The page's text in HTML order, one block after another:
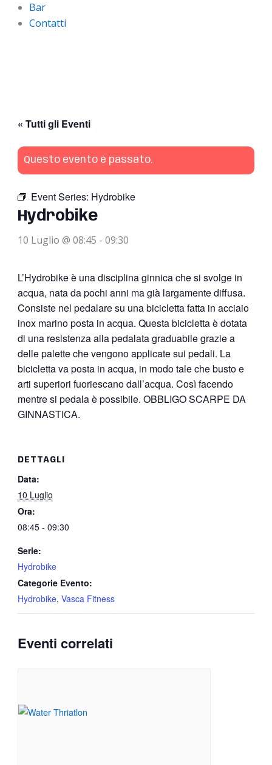
Bar
Contatti
« Tutti gli Eventi
Questo evento è passato.
Event Series: Hydrobike
Hydrobike
10 Luglio @ 08:45 - 09:30
L’Hydrobike è una disciplina ginnica che si svolge in
acqua, nata da pochi anni ma già largamente diffusa.
Consiste nel pedalare su una bicicletta fatta in acciaio
inox marino posta in acqua. Questa bicicletta è dotata
di una resistenza alla pedalata graduabile grazie a
delle palette che vengono applicate sui pedali. La
bicicletta va posta in acqua, in modo tale che busto e
arti superiori fuoriescano dall’acqua. Così facendo
mentre si pedala è possibile. OBBLIGO SCARPE DA
GINNASTICA.
DETTAGLI
Data:
10 Luglio
Ora:
08:45 - 09:30
Serie:
Hydrobike
Categorie Evento:
Hydrobike, Vasca Fitness
Eventi correlati